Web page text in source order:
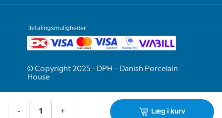
- + Læg i kurv
Betalingsmuligheder:
© Copyright 2025 - DPH – Danish Porcelain
House